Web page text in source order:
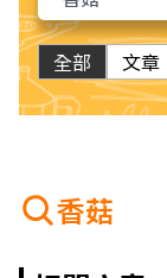
全部 文章
香菇